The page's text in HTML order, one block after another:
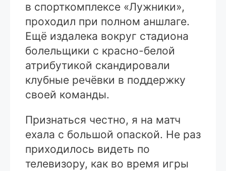
в спорткомплексе «Лужники»,
проходил при полном аншлаге.
Ещё издалека вокруг стадиона
болельщики с красно-белой
атрибутикой скандировали
клубные речёвки в поддержку
своей команды.
Признаться честно, я на матч
ехала с большой опаской. Не раз
приходилось видеть по
телевизору, как во время игры